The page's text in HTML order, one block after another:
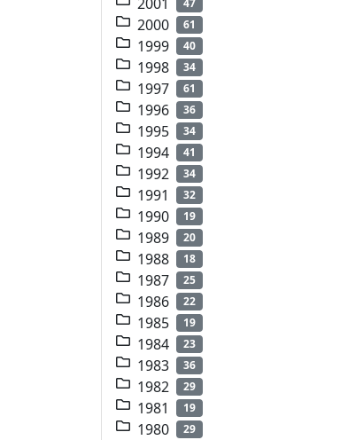
2000 61
1999 40
1998 34
1997 61
1996 36
1995 34
1994 41
1992 34
1991 32
1990 19
1989 20
1988 18
1987 25
1986 22
1985 19
1984 23
1983 36
1982 29
1981 19
1980 29